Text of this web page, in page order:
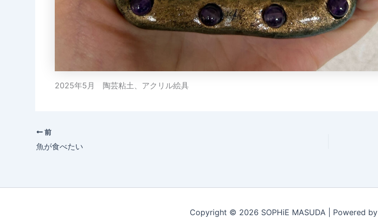
2025年5月 陶芸粘土、アクリル絵具
前
魚が食べたい
Copyright © 2026 SOPHiE MASUDA | Powered by